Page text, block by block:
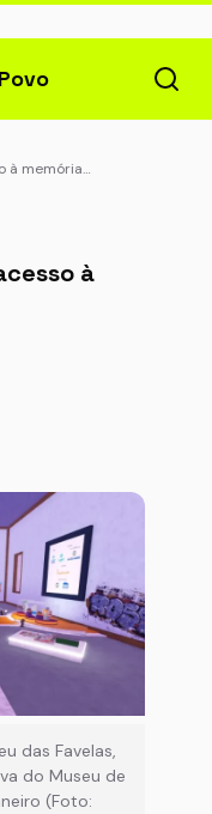
à memória…
à
das Favelas,
do Museu de
(Foto: